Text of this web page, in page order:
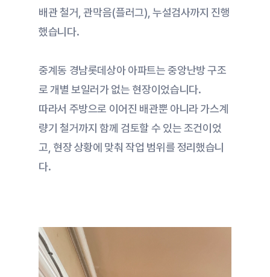
배관 철거, 관막음(플러그), 누설검사까지 진행
했습니다.
중계동 경남롯데상아 아파트는 중앙난방 구조
로 개별 보일러가 없는 현장이었습니다.
따라서 주방으로 이어진 배관뿐 아니라 가스계
량기 철거까지 함께 검토할 수 있는 조건이었
고, 현장 상황에 맞춰 작업 범위를 정리했습니
다.